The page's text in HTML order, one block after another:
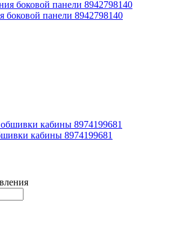
боковой панели 8942798140
кабины 8974199681